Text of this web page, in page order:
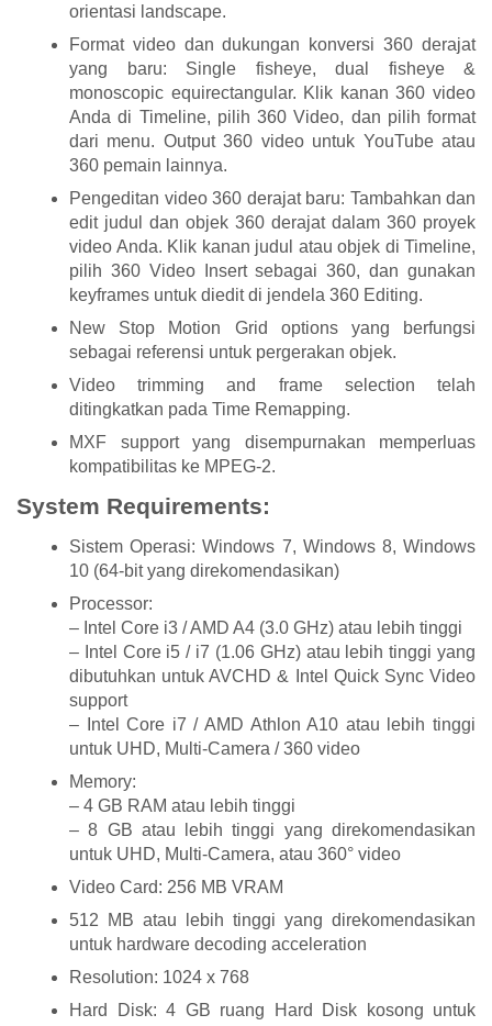
orientasi landscape.
Format video dan dukungan konversi 360 derajat
yang baru: Single fisheye, dual fisheye &
monoscopic equirectangular. Klik kanan 360 video
Anda di Timeline, pilih 360 Video, dan pilih format
dari menu. Output 360 video untuk YouTube atau
360 pemain lainnya.
Pengeditan video 360 derajat baru: Tambahkan dan
edit judul dan objek 360 derajat dalam 360 proyek
video Anda. Klik kanan judul atau objek di Timeline,
pilih 360 Video Insert sebagai 360, dan gunakan
keyframes untuk diedit di jendela 360 Editing.
New Stop Motion Grid options yang berfungsi
sebagai referensi untuk pergerakan objek.
Video trimming and frame selection telah
ditingkatkan pada Time Remapping.
MXF support yang disempurnakan memperluas
kompatibilitas ke MPEG-2.
System Requirements:
Sistem Operasi: Windows 7, Windows 8, Windows
10 (64-bit yang direkomendasikan)
Processor:
– Intel Core i3 / AMD A4 (3.0 GHz) atau lebih tinggi
– Intel Core i5 / i7 (1.06 GHz) atau lebih tinggi yang
dibutuhkan untuk AVCHD & Intel Quick Sync Video
support
– Intel Core i7 / AMD Athlon A10 atau lebih tinggi
untuk UHD, Multi-Camera / 360 video
Memory:
– 4 GB RAM atau lebih tinggi
– 8 GB atau lebih tinggi yang direkomendasikan
untuk UHD, Multi-Camera, atau 360° video
Video Card: 256 MB VRAM
512 MB atau lebih tinggi yang direkomendasikan
untuk hardware decoding acceleration
Resolution: 1024 x 768
Hard Disk: 4 GB ruang Hard Disk kosong untuk